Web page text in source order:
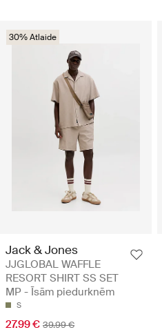
30% Atlaide
Jack & Jones
JJGLOBAL WAFFLE
RESORT SHIRT SS SET
MP - Īsām piedurknēm
S
27.99 € 39.99 €